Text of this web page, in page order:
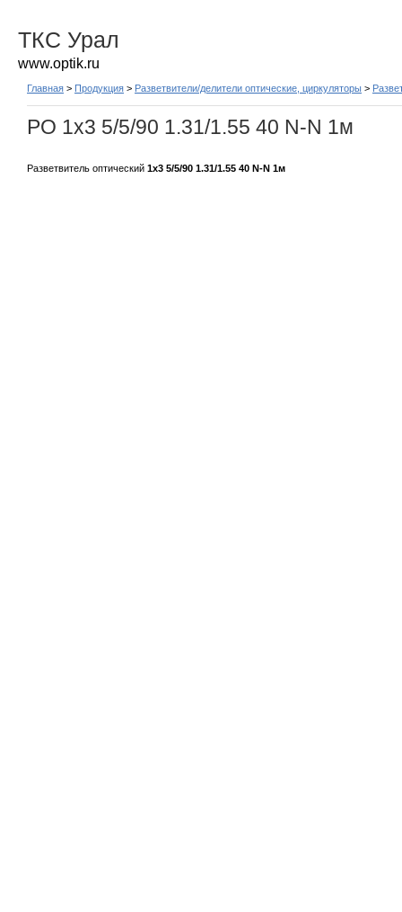
ТКС Урал
www.optik.ru
Главная > Продукция > Разветвители/делители оптические, циркуляторы >
РО 1х3 5/5/90 1.31/1.55 40 N-N 1м
Разветвитель оптический 1х3 5/5/90 1.31/1.55 40 N-N 1м